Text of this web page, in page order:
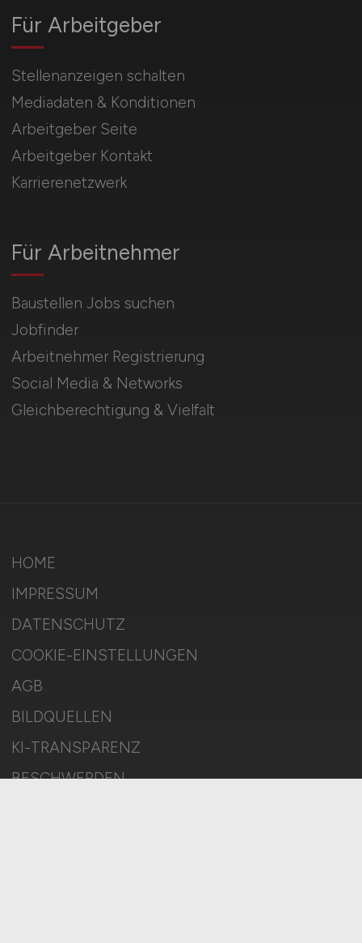
Für Arbeitnehmer
Baustellen Jobs suchen
Jobfinder
Arbeitnehmer Registrierung
Social Media & Networks
Gleichberechtigung & Vielfalt
Für Arbeitgeber
Stellenanzeigen schalten
Mediadaten & Konditionen
Arbeitgeber Seite
Arbeitgeber Kontakt
Karrierenetzwerk
HOME
IMPRESSUM
DATENSCHUTZ
COOKIE-EINSTELLUNGEN
AGB
BILDQUELLEN
KI-TRANSPARENZ
BESCHWERDEN